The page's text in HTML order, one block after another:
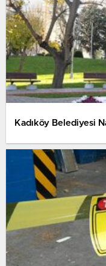
Kadıköy Belediyesi